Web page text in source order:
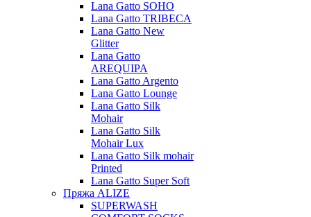
Lana Gatto SOHO
Lana Gatto TRIBECA
Lana Gatto New
Glitter
Lana Gatto
AREQUIPA
Lana Gatto Argento
Lana Gatto Lounge
Lana Gatto Silk
Mohair
Lana Gatto Silk
Mohair Lux
Lana Gatto Silk mohair
Printed
Lana Gatto Super Soft
Пряжа ALIZE
SUPERWASH